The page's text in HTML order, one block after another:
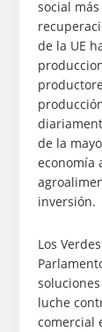
social
de la UE
de la
economía
inversión.
Los
luche
comercial